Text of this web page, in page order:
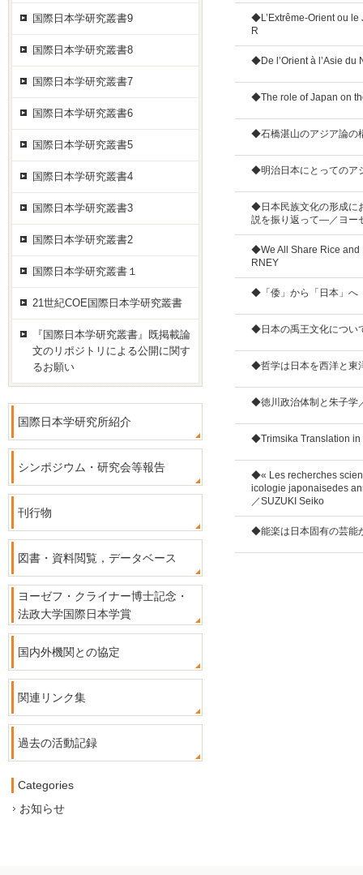
◆L’Extrême-Orient ou le
R
◆De l’Orient à l’Asie du
◆The role of Japan on
◆石橋湛山のアジア論の
◆明治日本にとっての
◆日本民族文化の形成に
説を振り返って—／ヨー
◆We All Share Rice and
RNEY
◆「倭」から「日本」
◆日本の禹王文化につ
◆哲学は日本を西洋と東
◆徳川政治体制と朱子
◆Trimsika Translation in
◆« Les recherches
icologie japonaisedes
／SUZUKI Seiko
◆能楽は日本固有の芸
国際日本学研究叢書9
国際日本学研究叢書8
国際日本学研究叢書7
国際日本学研究叢書6
国際日本学研究叢書5
国際日本学研究叢書4
国際日本学研究叢書3
国際日本学研究叢書2
国際日本学研究叢書１
21世紀COE国際日本学研究叢書
『国際日本学研究叢書』既掲載論
文のリポジトリによる公開に関す
るお願い
国際日本学研究所紹介
シンポジウム・研究会等報告
刊行物
図書・資料閲覧，データベース
ヨーゼフ・クライナー博士記念・
法政大学国際日本学賞
国内外機関との協定
関連リンク集
過去の活動記録
Categories
お知らせ